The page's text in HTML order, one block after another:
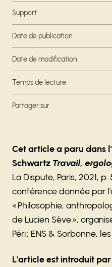
Support
Date de publication
Date de modification
Temps de lecture
Partager sur
Cet article a paru dans
Schwartz Travail,
La Dispute, Paris, 2021,
conférence donnée par
« Philosophie,
de Lucien Sève »,
Péri ; ENS & Sorbonne,
L'article est introduit